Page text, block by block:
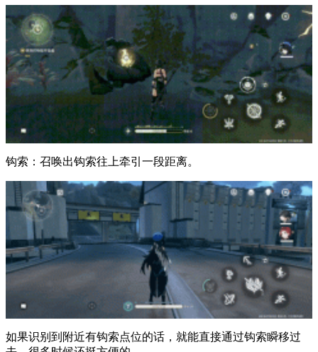
钩索：召唤出钩索往上牵引一段距离。
如果识别到附近有钩索点位的话，就能直接通过钩索瞬移过